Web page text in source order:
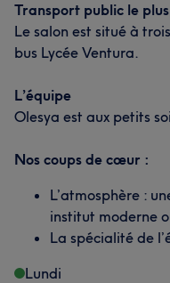
Transport public le
Le salon est situé à
bus Lycée Ventura.
L’équipe
Olesya est aux petits
Nos coups de cœur :
L’atmosphère :
institut moderne
La spécialité de
Lundi